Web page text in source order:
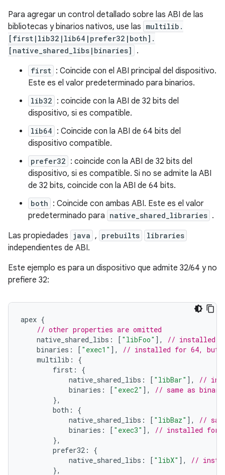
Para agregar un control detallado sobre las ABI de las
bibliotecas y binarios nativos, use las multilib.
[first|lib32|lib64|prefer32|both].
[native_shared_libs|binaries]
.
first : Coincide con el ABI principal del dispositivo.
Este es el valor predeterminado para binarios.
lib32 : coincide con la ABI de 32 bits del
dispositivo, si es compatible.
lib64 : Coincide con la ABI de 64 bits del
dispositivo compatible.
prefer32 : coincide con la ABI de 32 bits del
dispositivo, si es compatible. Si no se admite la ABI
de 32 bits, coincide con la ABI de 64 bits.
both : Coincide con ambas ABI. Este es el valor
predeterminado para native_shared_libraries .
Las propiedades java , prebuilts libraries
independientes de ABI.
Este ejemplo es para un dispositivo que admite 32/64 y no
prefiere 32:
apex {
// other properties are omitted
native_shared_libs : [ "libFoo" ],
// installed
binaries : [ "exec1" ],
// installed for 64, but
multilib :
{
first :
{
native_shared_libs : [ "libBar" ],
//
binaries : [ "exec2" ],
// same as
},
both :
{
native_shared_libs : [ "libBaz" ],
//
binaries : [ "exec3" ],
// installed for
},
prefer32 :
{
native_shared_libs : [ "libX" ],
//
},